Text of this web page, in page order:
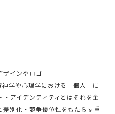
ザインやロゴ
学や心理学における「個人」に
アイデンティティとはそれを企
別化・競争優位性をもたらす重